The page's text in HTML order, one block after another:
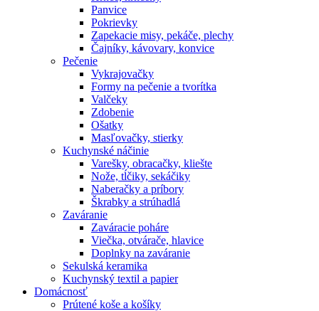
Panvice
Pokrievky
Zapekacie misy, pekáče, plechy
Čajníky, kávovary, konvice
Pečenie
Vykrajovačky
Formy na pečenie a tvorítka
Valčeky
Zdobenie
Ošatky
Masľovačky, stierky
Kuchynské náčinie
Varešky, obracačky, kliešte
Nože, tĺčiky, sekáčiky
Naberačky a príbory
Škrabky a strúhadlá
Zaváranie
Zaváracie poháre
Viečka, otvárače, hlavice
Doplnky na zaváranie
Sekulská keramika
Kuchynský textil a papier
Domácnosť
Prútené koše a košíky